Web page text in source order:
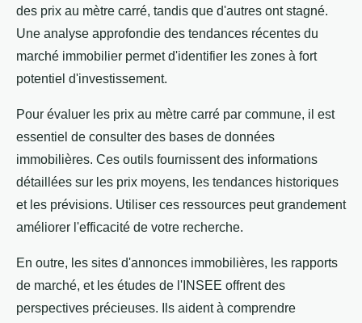
des prix au mètre carré, tandis que d'autres ont stagné.
Une analyse approfondie des tendances récentes du
marché immobilier permet d'identifier les zones à fort
potentiel d'investissement.
Pour évaluer les prix au mètre carré par commune, il est
essentiel de consulter des bases de données
immobilières. Ces outils fournissent des informations
détaillées sur les prix moyens, les tendances historiques
et les prévisions. Utiliser ces ressources peut grandement
améliorer l'efficacité de votre recherche.
En outre, les sites d'annonces immobilières, les rapports
de marché, et les études de l'INSEE offrent des
perspectives précieuses. Ils aident à comprendre